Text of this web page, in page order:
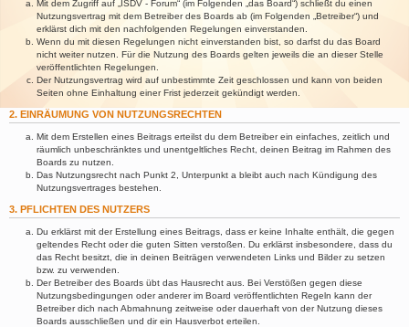
Mit dem Zugriff auf „ISDV - Forum“ (im Folgenden „das Board“) schließt du einen
Nutzungsvertrag mit dem Betreiber des Boards ab (im Folgenden „Betreiber“) und
erklärst dich mit den nachfolgenden Regelungen einverstanden.
Wenn du mit diesen Regelungen nicht einverstanden bist, so darfst du das Board
nicht weiter nutzen. Für die Nutzung des Boards gelten jeweils die an dieser Stelle
veröffentlichten Regelungen.
Der Nutzungsvertrag wird auf unbestimmte Zeit geschlossen und kann von beiden
Seiten ohne Einhaltung einer Frist jederzeit gekündigt werden.
2. EINRÄUMUNG VON NUTZUNGSRECHTEN
Mit dem Erstellen eines Beitrags erteilst du dem Betreiber ein einfaches, zeitlich und
räumlich unbeschränktes und unentgeltliches Recht, deinen Beitrag im Rahmen des
Boards zu nutzen.
Das Nutzungsrecht nach Punkt 2, Unterpunkt a bleibt auch nach Kündigung des
Nutzungsvertrages bestehen.
3. PFLICHTEN DES NUTZERS
Du erklärst mit der Erstellung eines Beitrags, dass er keine Inhalte enthält, die gegen
geltendes Recht oder die guten Sitten verstoßen. Du erklärst insbesondere, dass du
das Recht besitzt, die in deinen Beiträgen verwendeten Links und Bilder zu setzen
bzw. zu verwenden.
Der Betreiber des Boards übt das Hausrecht aus. Bei Verstößen gegen diese
Nutzungsbedingungen oder anderer im Board veröffentlichten Regeln kann der
Betreiber dich nach Abmahnung zeitweise oder dauerhaft von der Nutzung dieses
Boards ausschließen und dir ein Hausverbot erteilen.